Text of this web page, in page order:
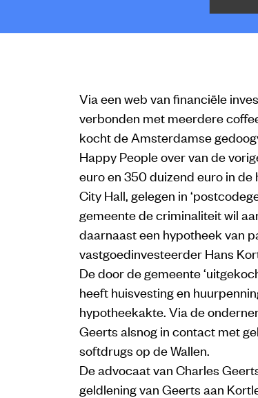
Via een web van financiële
verbonden met meerdere
kocht de Amsterdamse
Happy People over van de
euro en 350 duizend euro in
City Hall, gelegen in
gemeente de criminaliteit wil
daarnaast een hypotheek van
vastgoedinvesteerder Hans
De door de gemeente
heeft huisvesting en
hypotheekakte. Via de
Geerts alsnog in contact met
softdrugs op de Wallen.
De advocaat van Charles
geldlening van Geerts aan